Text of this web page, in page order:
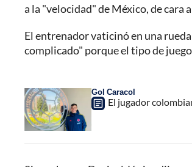
a la "velocidad" de México, de cara
El entrenador vaticinó en una
complicado" porque el tipo de
Gol Caracol
El jugador